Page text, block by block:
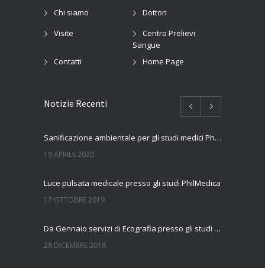
Chi siamo
Dottori
Visite
Centro Prelievi
Sangue
Contatti
Home Page
Notizie Recenti
Sanificazione ambientale per gli studi medici PhilMedica
19 APRILE 2020
Luce pulsata medicale presso gli studi PhilMedica
17 OTTOBRE 2019
Da Gennaio servizi di Ecografia presso gli studi Philmedica
28 DICEMBRE 2018